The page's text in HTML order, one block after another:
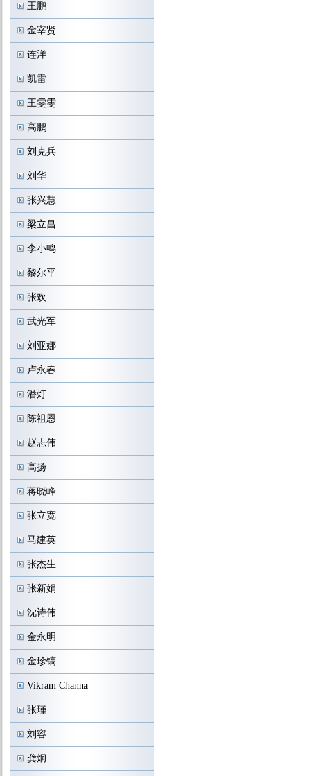
王鹏
金宰贤
连洋
凯雷
王雯雯
高鹏
刘克兵
刘华
张兴慧
梁立昌
李小鸣
黎尔平
张欢
武光军
刘亚娜
卢永春
潘灯
陈祖恩
赵志伟
高扬
蒋晓峰
张立宽
马建英
张杰生
张新娟
沈诗伟
金永明
金珍镐
Vikram Channa
张瑾
刘容
龚炯